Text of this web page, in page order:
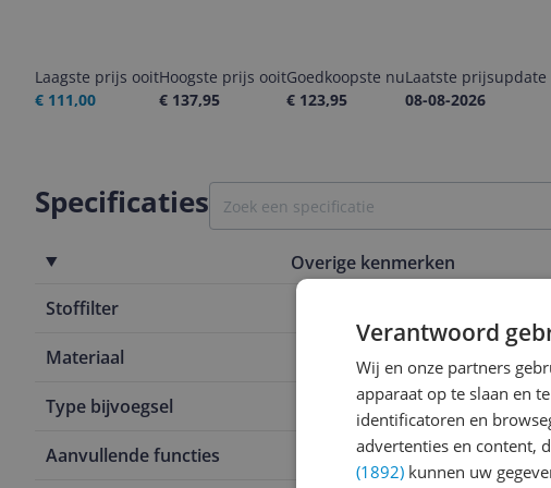
Laagste prijs ooit
€ 111,00
Hoogste prijs ooit
€ 137,95
Goedkoopste nu
€ 123,95
Laatste prijsupdate
08-08-2026
Specificaties
Overige kenmerken
Stoffilter
Materiaal
Type bijvoegsel Midi Tower
Aanvullende functies Verbeterd
Verantwoord
Wij en onze partners
apparaat op te slaan en
identificatoren en
advertenties en content,
(1892) kunnen uw